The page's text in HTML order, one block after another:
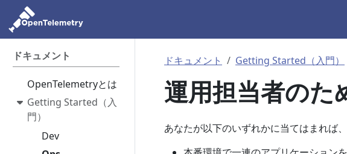
ドキュメント
OpenTelemetryとは
Getting Started（入
門）
Dev
ドキュメント Getting Started（入門）
運用担当者のた
あなたが以下のいずれかに当てはまれば